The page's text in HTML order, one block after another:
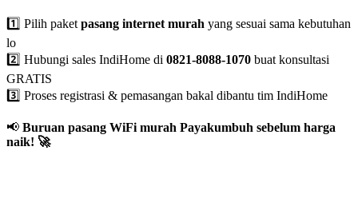
1️⃣ Pilih paketpasang internet murah yang sesuai sama kebutuhan
lo
2️⃣ Hubungi sales IndiHome di 0821-8088-1070 buat konsultasi
GRATIS
3️⃣ Proses registrasi & pemasangan bakal dibantu tim IndiHome
📢 Buruan pasang WiFi murah Payakumbuh sebelum harga
naik! 🚀